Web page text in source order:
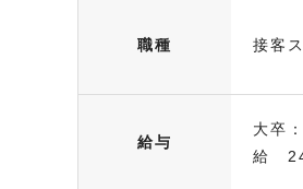
職種 接客
給与
大卒
給